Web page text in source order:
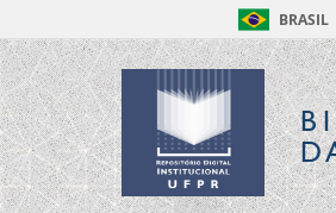
BRASIL